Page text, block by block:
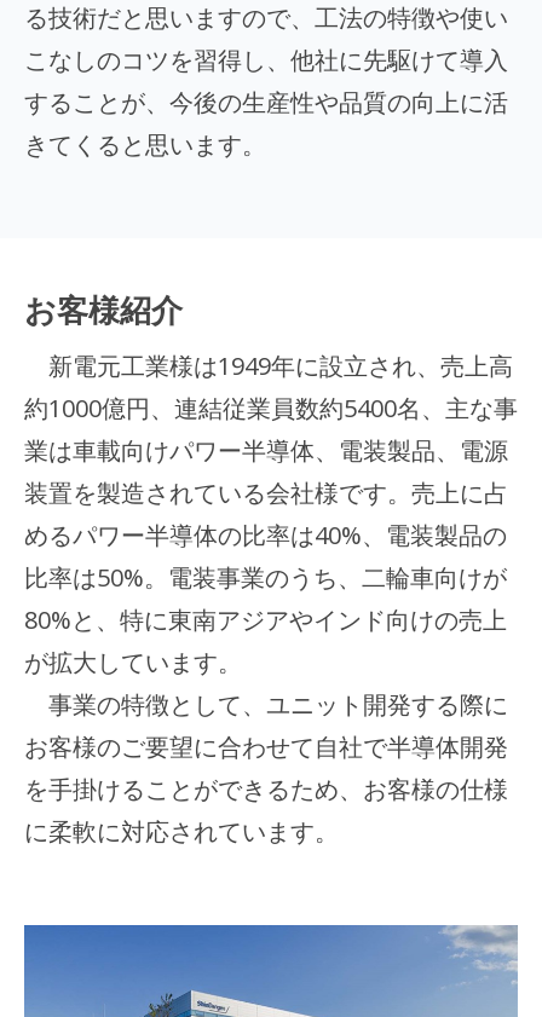
る技術だと思いますので、工法の特徴や使い
こなしのコツを習得し、他社に先駆けて導入
することが、今後の生産性や品質の向上に活
きてくると思います。
お客様紹介
新電元工業様は1949年に設立され、売上高
約1000億円、連結従業員数約5400名、主な事
業は車載向けパワー半導体、電装製品、電源
装置を製造されている会社様です。売上に占
めるパワー半導体の比率は40%、電装製品の
比率は50%。電装事業のうち、二輪車向けが
80%と、特に東南アジアやインド向けの売上
が拡大しています。
事業の特徴として、ユニット開発する際に
お客様のご要望に合わせて自社で半導体開発
を手掛けることができるため、お客様の仕様
に柔軟に対応されています。